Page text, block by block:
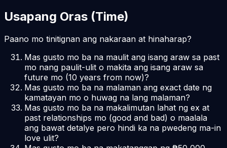
Usapang Oras (Time)
Paano mo tinitignan ang nakaraan at hinaharap?
Mas gusto mo ba na maulit ang isang araw sa past
mo nang paulit-ulit o makita ang isang araw sa
future mo (10 years from now)?
Mas gusto mo ba na malaman ang exact date ng
kamatayan mo o huwag na lang malaman?
Mas gusto mo ba na makalimutan lahat ng ex at
past relationships mo (good and bad) o maalala
ang bawat detalye pero hindi ka na pwedeng ma-in
love ulit?